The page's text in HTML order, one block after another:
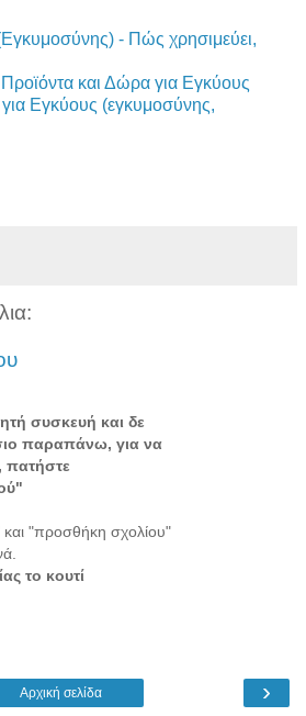
- Πώς χρησιμεύει,
και Δώρα για Εγκύους
για Εγκύους (εγκυμοσύνης,
συσκευή και δε
παραπάνω, για να
πατήστε
"προσθήκη σχολίου"
το κουτί
›
Αρχική σελίδα